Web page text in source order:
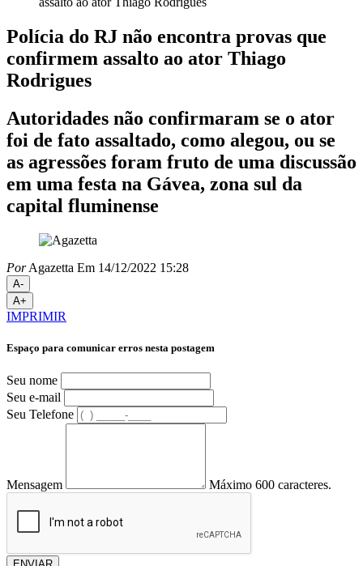
Polícia do RJ não encontra provas que
confirmem assalto ao ator Thiago
Rodrigues
Autoridades não confirmaram se o ator
foi de fato assaltado, como alegou, ou se
as agressões foram fruto de uma discussão
em uma festa na Gávea, zona sul da
capital fluminense
PorAgazetta Em 14/12/2022 15:28
A-
A+
IMPRIMIR
Espaço para comunicar erros nesta postagem
Seu nome
Seu e-mail
Seu Telefone
Mensagem Máximo 600 caracteres.